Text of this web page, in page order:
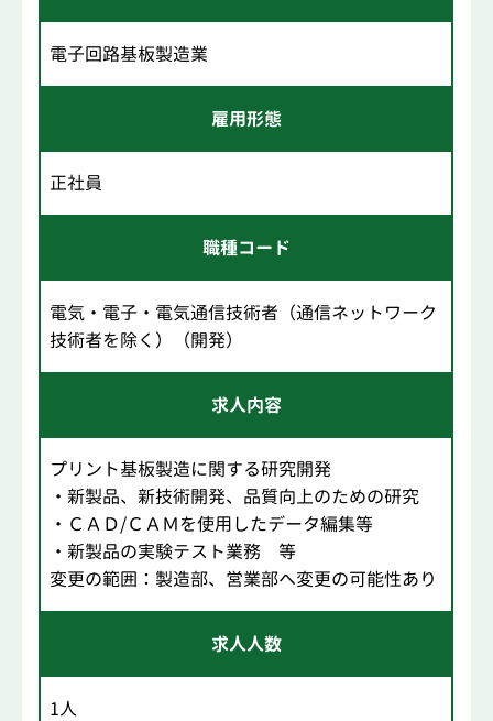
電子回路基板製造業
雇用形態
正社員
職種コード
電気・電子・電気通信技術者（通信ネットワーク
技術者を除く）（開発）
求人内容
プリント基板製造に関する研究開発
・新製品、新技術開発、品質向上のための研究
・ＣＡＤ/ＣＡＭを使用したデータ編集等
・新製品の実験テスト業務 等
変更の範囲：製造部、営業部へ変更の可能性あり
求人人数
1人